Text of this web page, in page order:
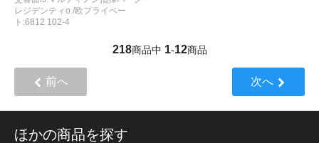
レジデンティo./欧プライベー
ト:6812 102-4
218商品中 1-12商品
前へ 次へ
ほかの商品を探す